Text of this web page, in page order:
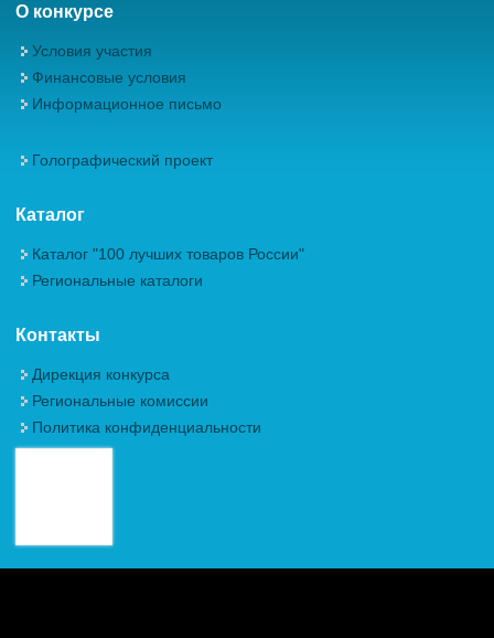
О конкурсе
Условия участия
Финансовые условия
Информационное письмо
Голографический проект
Каталог
Каталог "100 лучших товаров России"
Региональные каталоги
Контакты
Дирекция конкурса
Региональные комиссии
Политика конфиденциальности